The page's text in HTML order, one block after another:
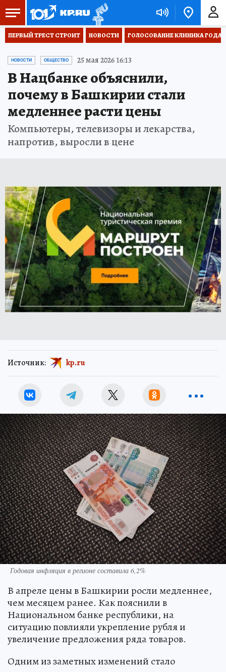
ПЕРВЫЙ ТРЕСТ СТРОИТ НОВОСТИ ГОЛОСОВАНИЕ КЛИНИКА ГОДА
НОВОСТИ ОБЩЕСТВО 25 мая 2026 16:13
В Нацбанке объяснили,
почему в Башкирии стали
медленнее расти цены
Компьютеры, телевизоры и лекарства,
напротив, выросли в цене
Источник: kp.ru
Годовая инфляция в регионе составила 6,2%
В апреле цены в Башкирии росли медленнее,
чем месяцем ранее. Как пояснили в
Национальном банке республики, на
ситуацию повлияли укрепление рубля и
увеличение предложения ряда товаров.
Одним из заметных изменений стало